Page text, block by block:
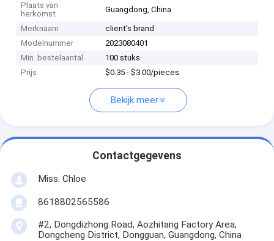
Plaats van
herkomst
Guangdong, China
Merknaam
client's brand
Modelnummer
2023080401
Min. bestelaantal
100 stuks
Prijs
$0.35 - $3.00/pieces
Bekijk meer
Contactgegevens
Miss. Chloe
8618802565586
#2, Dongdizhong Road, Aozhitang Factory Area,
Dongcheng District, Dongguan, Guangdong, China